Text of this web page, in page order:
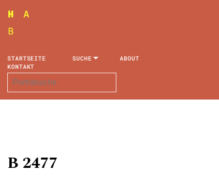
STARTSEITE SUCHE
ABOUT
KONTAKT
B 2477